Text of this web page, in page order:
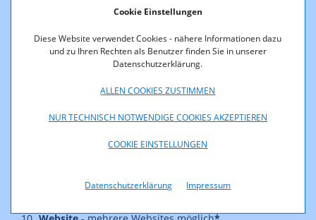
Cookie Einstellungen
Diese Website verwendet Cookies - nähere Informationen dazu
und zu Ihren Rechten als Benutzer finden Sie in unserer
Datenschutzerklärung.
ALLEN COOKIES ZUSTIMMEN
NUR TECHNISCH NOTWENDIGE COOKIES AKZEPTIEREN
COOKIE EINSTELLUNGEN
Datenschutzerklärung Impressum
Hauptregistrierungsnummer(Main Registration
Sekundäre Registrierungsnummer(Secondary
Registration Number)
Sitz in Europa - EU und EWR(Place of Main Registration
Stadt (City)